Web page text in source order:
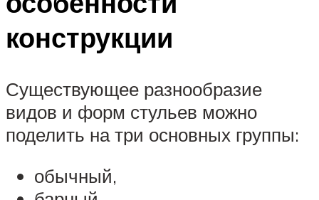
конструкции
Существующее разнообразие
видов и форм стульев можно
поделить на три основных группы:
обычный,